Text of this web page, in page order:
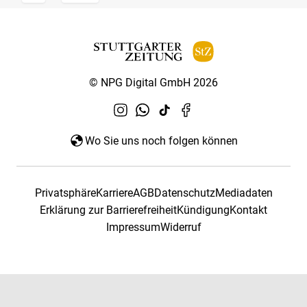
© NPG Digital GmbH 2026
Wo Sie uns noch folgen können
PrivatsphäreKarriereAGBDatenschutzMediadaten
Erklärung zur BarrierefreiheitKündigungKontakt
ImpressumWiderruf